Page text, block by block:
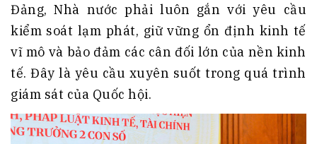
Đảng, Nhà nước phải luôn gắn với yêu cầu
kiểm soát lạm phát, giữ vững ổn định kinh tế
vĩ mô và bảo đảm các cân đối lớn của nền kinh
tế. Đây là yêu cầu xuyên suốt trong quá trình
giám sát của Quốc hội.